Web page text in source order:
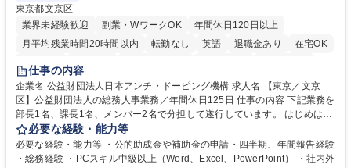
東京都文京区
業界未経験歓迎
副業・WワークOK
年間休日120日以上
月平均残業時間20時間以内
転勤なし 英語 退職金あり
在宅OK
賞与あり
育休あり
食事補助あり
仕事の内容
企業名 公益財団法人日本アンチ・ドーピング機構 求人名 【東京／文京
区】公益財団法人の総務人事業務／年間休日125日 仕事の内容 下記業務を
部長1名、課長1名、メンバー2名で分担して遂行しています。 はじめは担
当者として業務を覚えていただき、ゆくゆくはリーダーやマネージャーポ
ジションとして活躍いただくことを期待しています。 【総務・人事グルー
プの業務内容】 ・人事制度関連 ・採用活動 ・教育研修の企画、実行 ・勤
必要な経験・能力等
必要な経験・能力等 ・公的助成金や補助金の申請・四半期、年間報告経験
・総務経験 ・PCスキル中級以上（Word、Excel、PowerPoint） ・社内外